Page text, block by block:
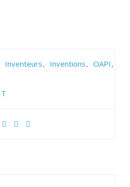
Inventeurs Inventions OAPI